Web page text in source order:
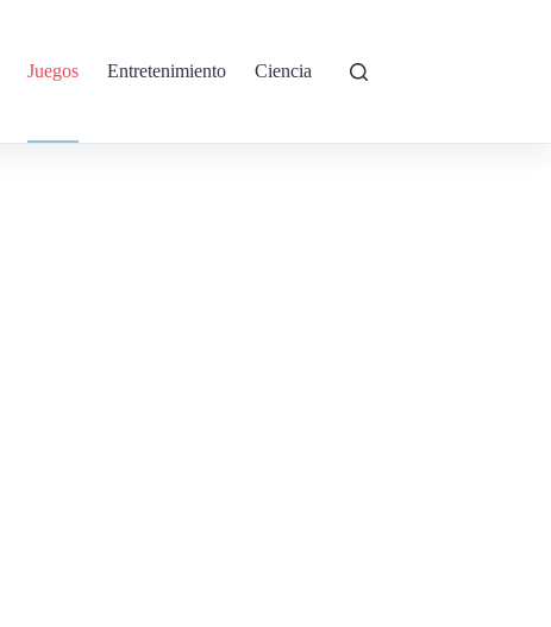
Juegos Entretenimiento Ciencia